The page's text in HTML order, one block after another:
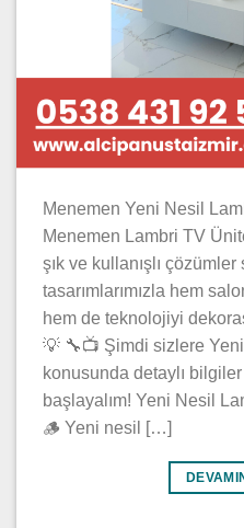
Menemen Yeni Nesil
Menemen Lambri TV
şık ve kullanışlı çözümler
tasarımlarımızla hem
hem de teknolojiyi
💡 🔧📺 Şimdi sizlere
konusunda detaylı bilgiler
başlayalım! Yeni Nesil
🪵 Yeni nesil […]